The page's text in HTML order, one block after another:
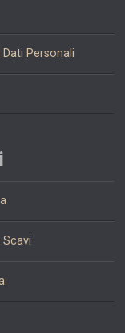
Personali